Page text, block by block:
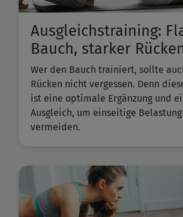
Ausgleichstraining:
Bauch, starker
Wer den Bauch trainiert, sollte
Rücken nicht vergessen. Denn
ist eine optimale Ergänzung und
Ausgleich, um einseitige Belastung
vermeiden.